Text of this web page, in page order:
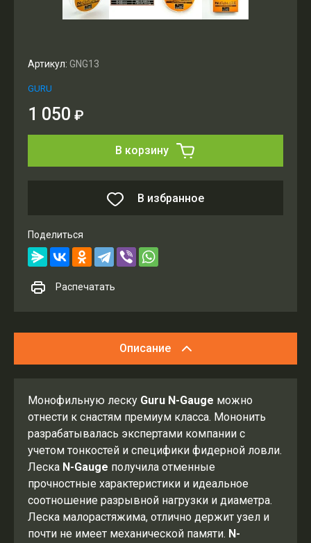
Артикул: GNG13
GURU
1 050 ₽
В корзину
В избранное
Поделиться
Распечатать
Описание
Монофильную леску Guru N-Gauge можно
отнести к снастям премиум класса. Мононить
разрабатывалась экспертами компании с
учетом тонкостей и специфики фидерной ловли.
Леска N-Gauge получила отменные
прочностные характеристики и идеальное
соотношение разрывной нагрузки и диаметра.
Леска малорастяжима, отлично держит узел и
почти не имеет механической памяти. N-